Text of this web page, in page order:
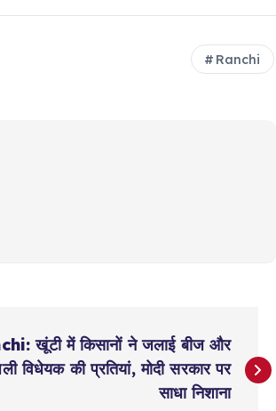
Ranchi
खूंटी में किसानों ने जलाई बीज और
विधेयक की प्रतियां, मोदी सरकार पर
साधा निशाना